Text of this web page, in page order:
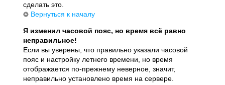
сделать это.
Вернуться к началу
Я изменил часовой пояс, но время всё равно
неправильное!
Если вы уверены, что правильно указали часовой
пояс и настройку летнего времени, но время
отображается по-прежнему неверное, значит,
неправильно установлено время на сервере.